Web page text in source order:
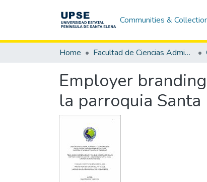
Communities &
Home Facultad de Ciencias Administrativas
Employer
la parroquia Santa